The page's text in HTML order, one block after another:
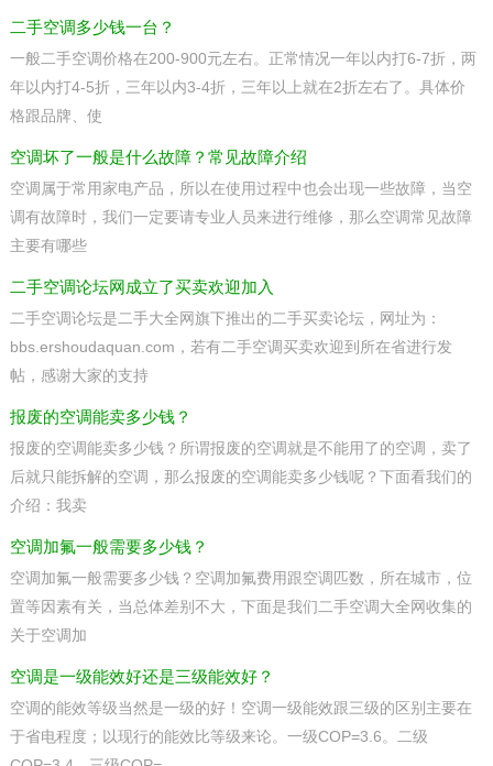
二手空调多少钱一台？
一般二手空调价格在200-900元左右。正常情况一年以内打6-7折，两
年以内打4-5折，三年以内3-4折，三年以上就在2折左右了。具体价
格跟品牌、使
空调坏了一般是什么故障？常见故障介绍
空调属于常用家电产品，所以在使用过程中也会出现一些故障，当空
调有故障时，我们一定要请专业人员来进行维修，那么空调常见故障
主要有哪些
二手空调论坛网成立了买卖欢迎加入
二手空调论坛是二手大全网旗下推出的二手买卖论坛，网址为：
bbs.ershoudaquan.com，若有二手空调买卖欢迎到所在省进行发
帖，感谢大家的支持
报废的空调能卖多少钱？
报废的空调能卖多少钱？所谓报废的空调就是不能用了的空调，卖了
后就只能拆解的空调，那么报废的空调能卖多少钱呢？下面看我们的
介绍：我卖
空调加氟一般需要多少钱？
空调加氟一般需要多少钱？空调加氟费用跟空调匹数，所在城市，位
置等因素有关，当总体差别不大，下面是我们二手空调大全网收集的
关于空调加
空调是一级能效好还是三级能效好？
空调的能效等级当然是一级的好！空调一级能效跟三级的区别主要在
于省电程度；以现行的能效比等级来论。一级COP=3.6。二级